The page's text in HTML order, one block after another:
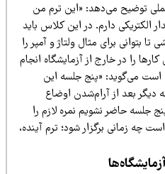
می‌دهد: «این ترم من
دارم. در این کلاس باید
برای مثال ولتاژ و آمپر را
در خارج از آزمایشگاه انجام
می‌گوید: «پنج جلسه این
بعد از آرام‌شدن اوضاع
حاضر نشویم نمره لازم را
برگزار شود؛ ترم آینده،